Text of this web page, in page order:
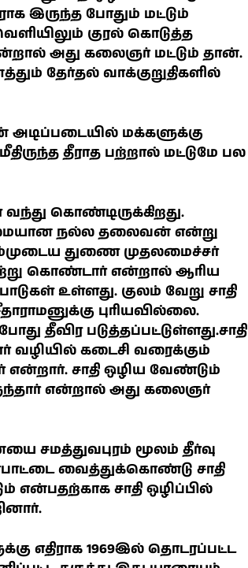
இருந்த போதும் மட்டும்
குரல் கொடுத்த
அது கலைஞர் மட்டும் தான்.
தேர்தல் வாக்குறுதிகளில்
அடிப்படையில் மக்களுக்கு
தீராத பற்றால் மட்டுமே பல
கொண்டிருக்கிறது.
நல்ல தலைவன் என்று
துணை முதலமைச்சர்
கொண்டார் என்றால் ஆரிய
உள்ளது. குலம் வேறு சாதி
புரியவில்லை.
தீவிர படுத்தப்பட்டுள்ளது.சாதி
வழியில் கடைசி வரைக்கும்
சாதி ஒழிய வேண்டும்
என்றால் அது கலைஞர்
சமத்துவபுரம் மூலம் தீர்வு
வைத்துக்கொண்டு சாதி
சாதி ஒழிப்பில்
எதிராக 1969இல் தொடரப்பட்ட